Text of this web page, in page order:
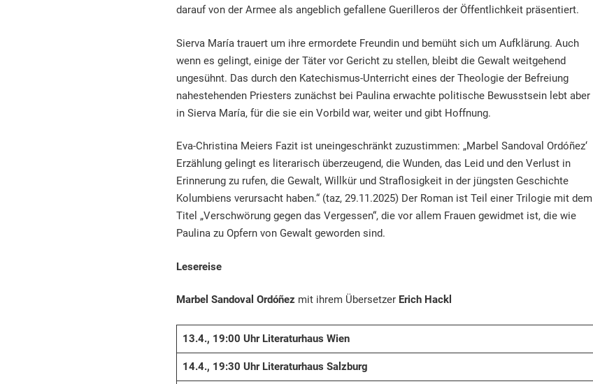
darauf von der Armee als angeblich gefallene Guerilleros der Öffentlichkeit präsentiert.
Sierva María trauert um ihre ermordete Freundin und bemüht sich um Aufklärung. Auch
wenn es gelingt, einige der Täter vor Gericht zu stellen, bleibt die Gewalt weitgehend
ungesühnt. Das durch den Katechismus-Unterricht eines der Theologie der Befreiung
nahestehenden Priesters zunächst bei Paulina erwachte politische Bewusstsein lebt aber
in Sierva María, für die sie ein Vorbild war, weiter und gibt Hoffnung.
Eva-Christina Meiers Fazit ist uneingeschränkt zuzustimmen: „Marbel Sandoval Ordóñez‘
Erzählung gelingt es literarisch überzeugend, die Wunden, das Leid und den Verlust in
Erinnerung zu rufen, die Gewalt, Willkür und Straflosigkeit in der jüngsten Geschichte
Kolumbiens verursacht haben.“ (taz, 29.11.2025) Der Roman ist Teil einer Trilogie mit dem
Titel „Verschwörung gegen das Vergessen“, die vor allem Frauen gewidmet ist, die wie
Paulina zu Opfern von Gewalt geworden sind.
Lesereise
Marbel Sandoval Ordóñez mit ihrem Übersetzer Erich Hackl
13.4., 19:00 Uhr Literaturhaus Wien
14.4., 19:30 Uhr Literaturhaus Salzburg